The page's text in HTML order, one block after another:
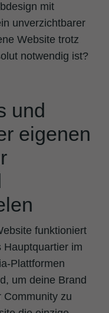
mit
unverzichtbarer
Website trotz
notwendig ist?
und
eigenen
funktioniert
Hauptquartier im
Plattformen
um deine Brand
Community zu